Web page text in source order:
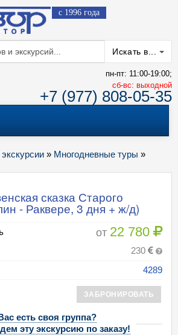
с 1996 года
Искать в...
пн-пт: 11:00-19:00;
cб-вс: выходной
+7 (977) 808-05-35
» Многодневные туры »
сказка Старого
- Раквере, 3 дня + ж/д)
от 22 780
230
4289
ЗАБРОНИРОВАТЬ
есть своя группа?
эту экскурсию по заказу!